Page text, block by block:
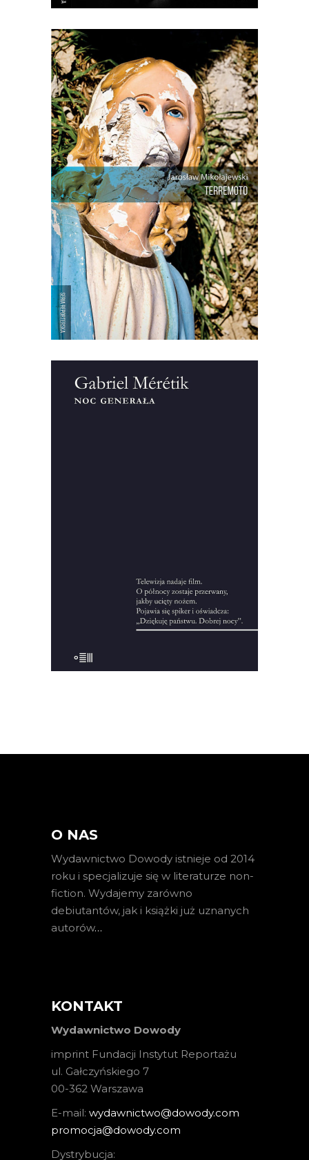
[EBOOK] Jarosław Mikołajewski –
TERREMOTO
Trzęsienie ziemi jest dla Włochów
kataklizmem znacznie częstszym i
złowrogim niż dla Polaków powódź.
Trzęsienia, które nawiedziły w drugiej
połowie zeszłego roku Umbrię, Marche
i, w mniejszym stopniu, Toskanię i
Lacjum, dotknęły samego serca Włoch i
Europy. Do rangi symbolu […]
29.00zł 14.50 zł
KSIĄŻKA DO KOSZYKA
[EBOOK] Gabriel Meretik – NOC
zł 22.00zł
KSIĄŻKA DO KOSZYKA
O NAS
Wydawnictwo Dowody istnieje od 2014
roku i specjalizuje się w literaturze non-
fiction. Wydajemy zarówno
debiutantów, jak i książki już uznanych
autorów…
KONTAKT
Wydawnictwo Dowody
imprint Fundacji Instytut Reportażu
ul. Gałczyńskiego 7
00-362 Warszawa
E-mail: wydawnictwo@dowody.com
promocja@dowody.com
Dystrybucja: